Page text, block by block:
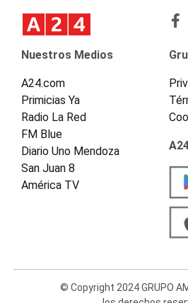
Nuestros Medios
A24.com
Primicias Ya
Radio La Red
FM Blue
Diario Uno Mendoza
San Juan 8
América TV
© Copyright 2024 GRUPO